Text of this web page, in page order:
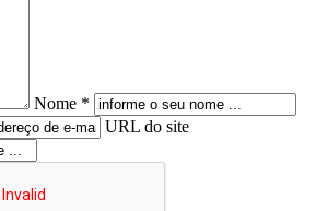
Nome *
URL do site